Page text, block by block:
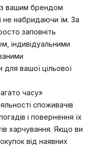
з вашим брендом
набридаючи їм. За
заповніть
індивідуальними
вашої цільової
часу»
споживачів
і повернення їх
харчування. Якщо ви
від наявних